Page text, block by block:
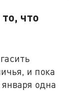
что
и пока
одна